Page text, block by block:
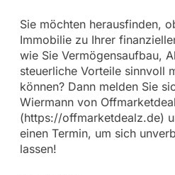
Sie möchten herausfinden,
Immobilie zu Ihrer
wie Sie Vermögensaufbau,
steuerliche Vorteile sinnvoll
können? Dann melden Sie
Wiermann von
(https://offmarketdealz.de)
einen Termin, um sich
lassen!